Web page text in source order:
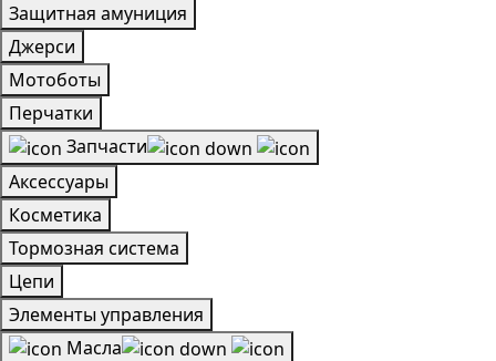
Защитная амуниция
Джерси
Мотоботы
Перчатки
Запчасти
Аксессуары
Косметика
Тормозная система
Цепи
Элементы управления
Масла